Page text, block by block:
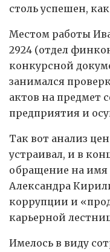
столь успешен,
Местом работы
2924 (отдел
конкурсной
занимался
актов на предмет
предприятия и
Так вот анализ
устраивал, и в
обращение на имя
Александра
коррупции и
карьерной
Имелось в виду